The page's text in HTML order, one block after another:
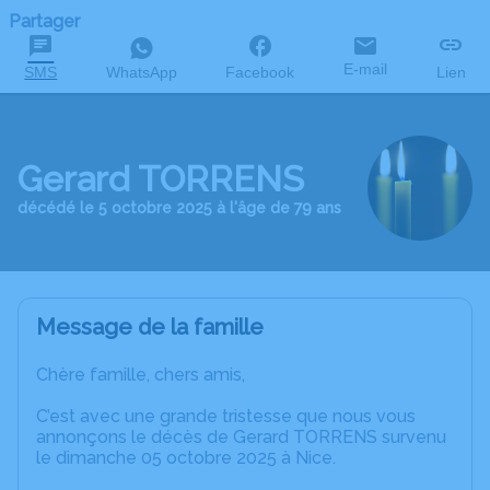
Partager
SMS WhatsApp Facebook E-mail Lien
Gerard TORRENS
décédé le 5 octobre 2025 à l'âge de 79 ans
Message de la famille
Chère famille, chers amis,
C’est avec une grande tristesse que nous vous
annonçons le décès de Gerard TORRENS survenu
le dimanche 05 octobre 2025 à Nice.